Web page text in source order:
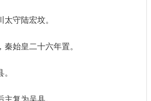
守陆宏坟。
始皇二十六年置。